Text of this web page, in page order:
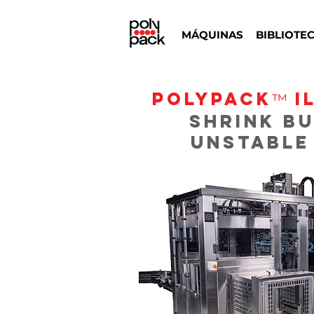
MÁQUINAS
POLYPACK™
Shrink